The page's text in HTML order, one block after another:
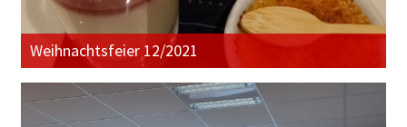
Weihnachtsfeier 12/2021